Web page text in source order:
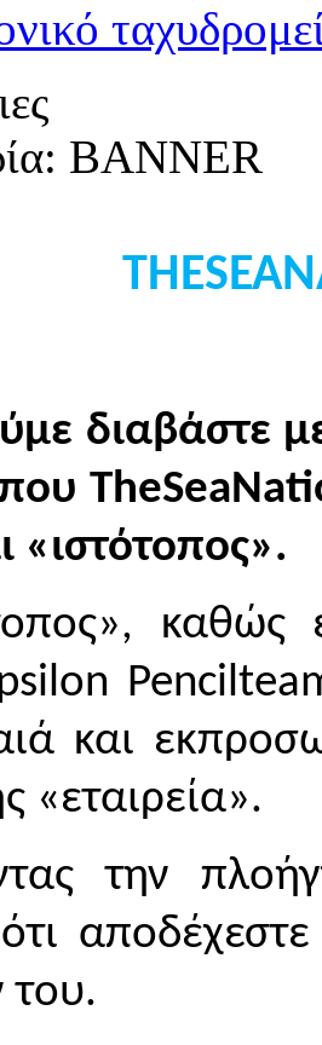
BANNER
διαβάστε
«ιστότοπος».
καθώς
και
«εταιρεία».
την
του.